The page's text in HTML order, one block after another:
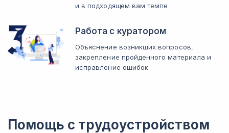
и в подходящем вам темпе
Работа с куратором
Объяснение возникших вопросов,
закрепление пройденного материала и
исправление ошибок
Помощь с трудоустройством